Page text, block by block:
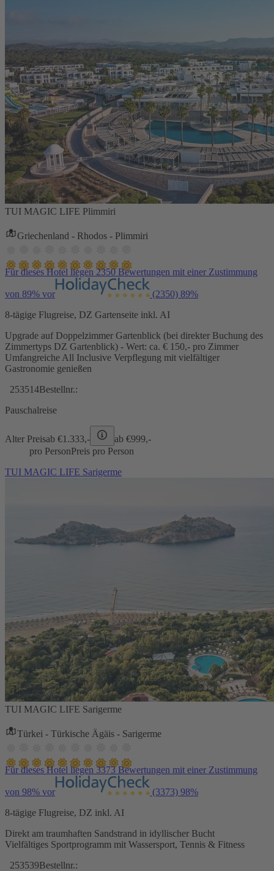
TUI MAGIC LIFE Plimmiri
Griechenland - Rhodos - Plimmiri
Für dieses Hotel liegen 2350 Bewertungen mit einer Zustimmung
von 89% vor (2350) 89%
8-tägige Flugreise, DZ Gartenseite inkl. AI
Upgrade auf Doppelzimmer Gartenblick (bei direkter Buchung des
Zimmertyps DZ Gartenblick) - Wert: ca. € 150,- pro Zimmer
Umfangreiche All Inclusive Verpflegung mit vielfältiger
Gastronomie genießen
253514Bestellnr.:
Pauschalreise
Alter Preisab €1.333,- ab €999,-
pro PersonPreis pro Person
TUI MAGIC LIFE Sarigerme
TUI MAGIC LIFE Sarigerme
Türkei - Türkische Ägäis - Sarigerme
Für dieses Hotel liegen 3373 Bewertungen mit einer Zustimmung
von 98% vor (3373) 98%
8-tägige Flugreise, DZ inkl. AI
Direkt am traumhaften Sandstrand in idyllischer Bucht
Vielfältiges Sportprogramm mit Wassersport, Tennis & Fitness
253539Bestellnr.: